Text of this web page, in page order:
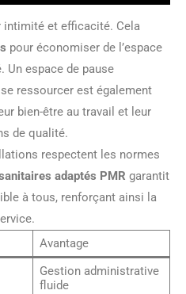
et efficacité. Cela
pour économiser de l’espace
Un espace de pause
ressourcer est également
bien-être au travail et leur
de qualité.
respectent les normes
adaptés PMR garantit
à tous, renforçant ainsi la
Avantage
Gestion administrative
fluide